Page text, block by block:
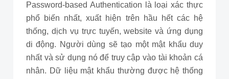
Password-based Authentication là loại xác thực
phổ biến nhất, xuất hiện trên hầu hết các hệ
thống, dịch vụ trực tuyến, website và ứng dụng
di động. Người dùng sẽ tạo một mật khẩu duy
nhất và sử dụng nó để truy cập vào tài khoản cá
nhân. Dữ liệu mật khẩu thường được hệ thống